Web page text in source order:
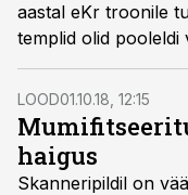
aastal eKr troonile
templid olid pooleldi
survet riigi piiridele.
naabritest jagu
hukule määratud.
LOOD01.10.18, 12:15
haigus
Skanneripildil on